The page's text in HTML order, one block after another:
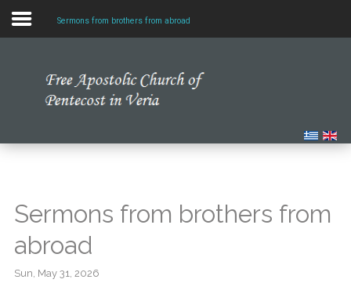
Home
Sermons from brothers from abroad
Sermons from brothers from
abroad
Sun, May 31, 2026